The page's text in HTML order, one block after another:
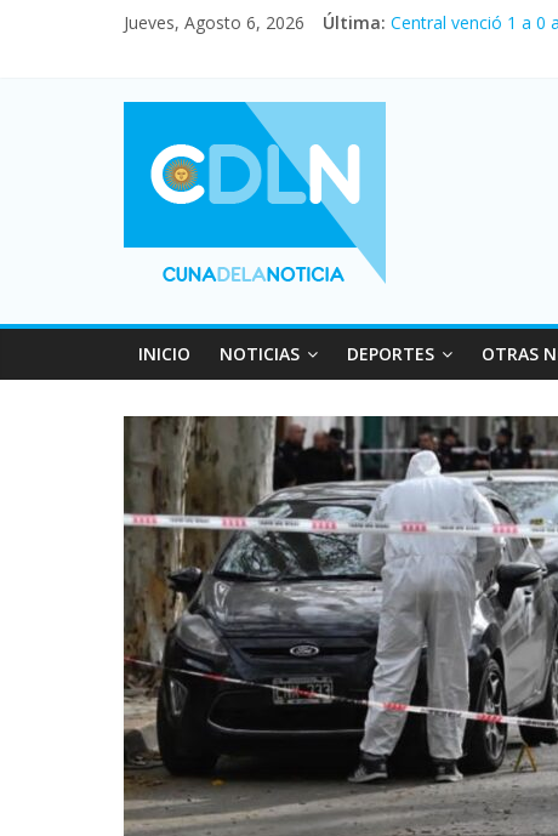
Jueves, Agosto 6, 2026 Última: Central venció 1 a 0
Vacaciones de
Fuerte caída de la
INICIO NOTICIAS DEPORTES OTRAS